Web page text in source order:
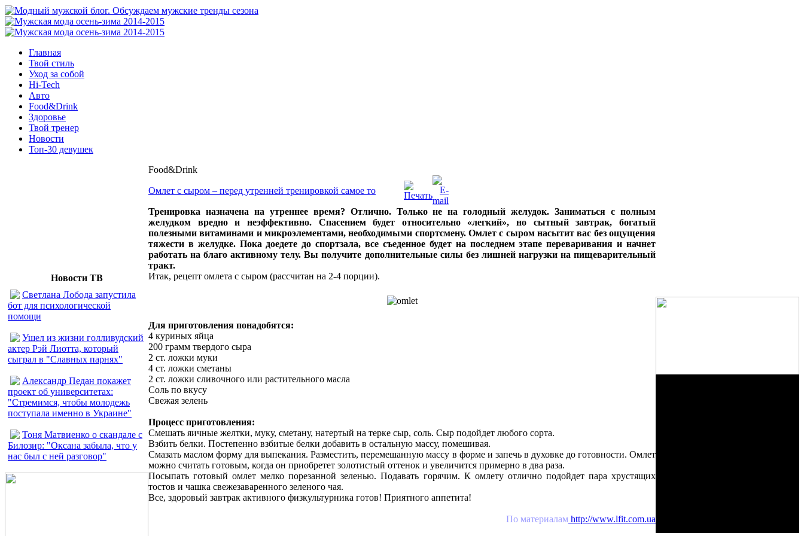
Главная
Твой стиль
Уход за собой
Hi-Tech
Авто
Food&Drink
Здоровье
Твой тренер
Новости
Топ-30 девушек
Новости ТВ
Светлана Лобода запустила
бот для психологической
помощи
Ушел из жизни голливудский
актер Рэй Лиотта, который
сыграл в "Славных парнях"
Александр Педан покажет
проект об университетах:
"Стремимся, чтобы молодежь
поступала именно в Украине"
Тоня Матвиенко о скандале с
Билозир: "Оксана забыла, что у
нас был с ней разговор"
Food&Drink
Омлет с сыром – перед утренней тренировкой самое то
Тренировка назначена на утреннее время? Отлично. Только не на голодный желудок. Заниматься с полным
желудком вредно и неэффективно. Спасением будет относительно «легкий», но сытный завтрак, богатый
полезными витаминами и микроэлементами, необходимыми спортсмену. Омлет с сыром насытит вас без ощущения
тяжести в желудке. Пока доедете до спортзала, все съеденное будет на последнем этапе переваривания и начнет
работать на благо активному телу. Вы получите дополнительные силы без лишней нагрузки на пищеварительный
тракт.
Итак, рецепт омлета с сыром (рассчитан на 2-4 порции).
Для приготовления понадобятся:
4 куриных яйца
200 грамм твердого сыра
2 ст. ложки муки
4 ст. ложки сметаны
2 ст. ложки сливочного или растительного масла
Соль по вкусу
Свежая зелень
Процесс приготовления:
Смешать яичные желтки, муку, сметану, натертый на терке сыр, соль. Сыр подойдет любого сорта.
Взбить белки. Постепенно взбитые белки добавить в остальную массу, помешивая.
Смазать маслом форму для выпекания. Разместить, перемешанную массу в форме и запечь в духовке до готовности. Омлет
можно считать готовым, когда он приобретет золотистый оттенок и увеличится примерно в два раза.
Посыпать готовый омлет мелко порезанной зеленью. Подавать горячим. К омлету отлично подойдет пара хрустящих
тостов и чашка свежезаваренного зеленого чая.
Все, здоровый завтрак активного физкультурника готов! Приятного аппетита!
По материалам http://www.lfit.com.ua